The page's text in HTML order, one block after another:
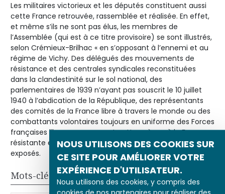
NOUS UTILISONS DES COOKIES SUR
CE SITE POUR AMÉLIORER VOTRE
EXPÉRIENCE D'UTILISATEUR.
Nous utilisons des cookies, y compris des
Les militaires victorieux et les députés constituent aussi
cette France retrouvée, rassemblée et réalisée. En effet,
et même s’ils ne sont pas élus, les membres de
l’Assemblée (qui est à ce titre provisoire) se sont illustrés,
selon Crémieux-Brilhac « en s’opposant à l’ennemi et au
régime de Vichy. Des délégués des mouvements de
résistance et des centrales syndicales reconstituées
dans la clandestinité sur le sol national, des
parlementaires de 1939 n’ayant pas souscrit le 10 juillet
1940 à l’abdication de la République, des représentants
des comités de la France libre à travers le monde ou des
combattants volontaires toujours en uniforme des Forces
françaises libres » composent cette scène où la France
résistante et le chef qu’elle se reconnaît désormais sont
exposés.
Mots-clés